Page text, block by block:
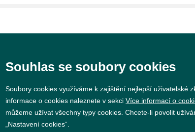
Souhlas se soubory cookies
Soubory cookies využíváme k zajištění nejlepší uživatelské
informace o cookies naleznete v sekci Více informací o
můžeme užívat všechny typy cookies. Chcete-li povolit
„Nastavení cookies“.